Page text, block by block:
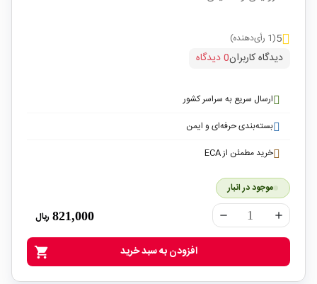
5(1 رأی‌دهنده)
دیدگاه کاربران0 دیدگاه
ارسال سریع به سراسر کشور
بسته‌بندی حرفه‌ای و ایمن
خرید مطمئن از ECA
موجود در انبار
remove add
821,000 ریال
shopping_cart افزودن به سبد خرید